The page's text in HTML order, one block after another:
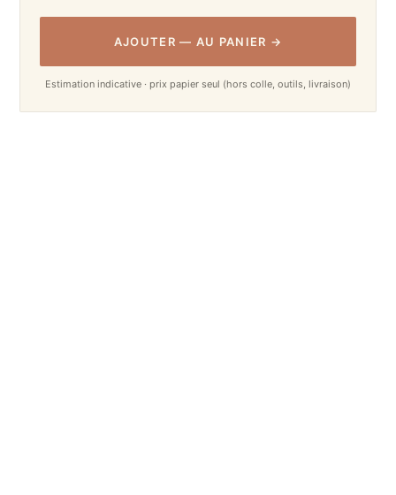
AJOUTER— AU PANIER →
Estimation indicative · prix papier seul (hors colle, outils, livraison)